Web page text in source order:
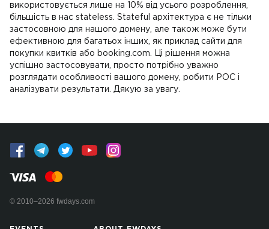
використовується лише на 10% від усього розроблення,
більшість в нас stateless. Stateful архітектура є не тільки
застосовною для нашого домену, але також може бути
ефективною для багатьох інших, як приклад сайти для
покупки квитків або booking.com. Ці рішення можна
успішно застосовувати, просто потрібно уважно
розглядати особливості вашого домену, робити POC і
аналізувати результати. Дякую за увагу.
© 2010–2026 fwdays.com